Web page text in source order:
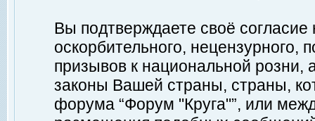
Вы подтверждаете своё
оскорбительного, нецензурного,
призывов к национальной
законы Вашей страны, страны,
форума “Форум "Круга"”, или